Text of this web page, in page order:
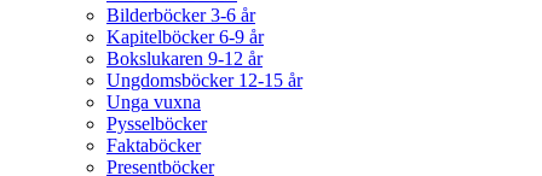
Bilderböcker 3-6 år
Kapitelböcker 6-9 år
Bokslukaren 9-12 år
Ungdomsböcker 12-15 år
Unga vuxna
Pysselböcker
Faktaböcker
Presentböcker